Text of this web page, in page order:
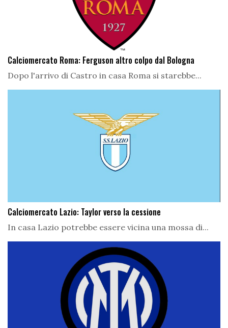
Calciomercato Roma: Ferguson altro colpo dal Bologna
Dopo l'arrivo di Castro in casa Roma si starebbe...
Calciomercato Lazio: Taylor verso la cessione
In casa Lazio potrebbe essere vicina una mossa di...